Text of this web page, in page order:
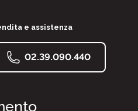
e assistenza
02.39.090.440